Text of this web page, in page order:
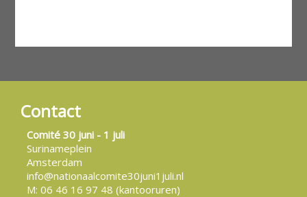
Contact
Comité 30 juni - 1 juli
Surinameplein
Amsterdam
info@nationaalcomite30juni1juli.nl
M: 06 46 16 97 48 (kantooruren)